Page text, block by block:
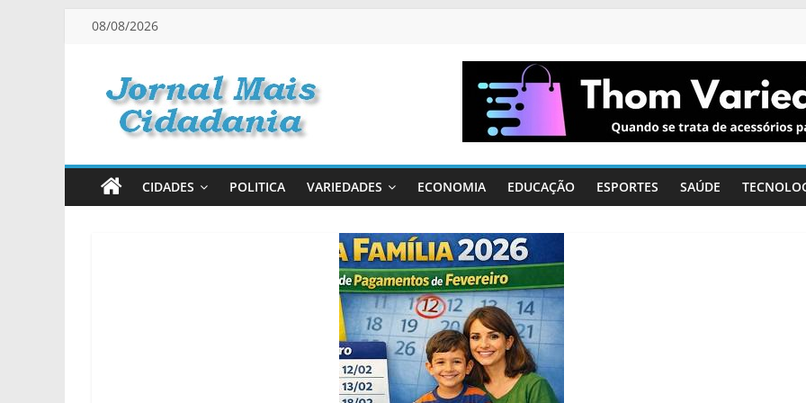
Pular
conteúdo
08/08/2026
Jornal
Mais
Cidadania
CIDADES POLITICA VARIEDADES ECONOMIA EDUCAÇÃO ESPORTES SAÚDE